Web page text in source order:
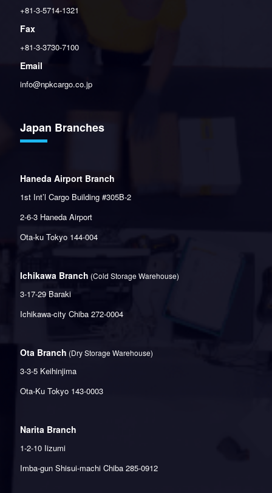
+81-3-5714-1321
Fax
+81-3-3730-7100
Email
info@npkcargo.co.jp
Japan Branches
Haneda Airport Branch
1st Int’l Cargo Building #305B-2
2-6-3 Haneda Airport
Ota-ku Tokyo 144-004
Ichikawa Branch (Cold Storage Warehouse)
3-17-29 Baraki
Ichikawa-city Chiba 272-0004
Ota Branch (Dry Storage Warehouse)
3-3-5 Keihinjima
Ota-Ku Tokyo 143-0003
Narita Branch
1-2-10 Iizumi
Imba-gun Shisui-machi Chiba 285-0912